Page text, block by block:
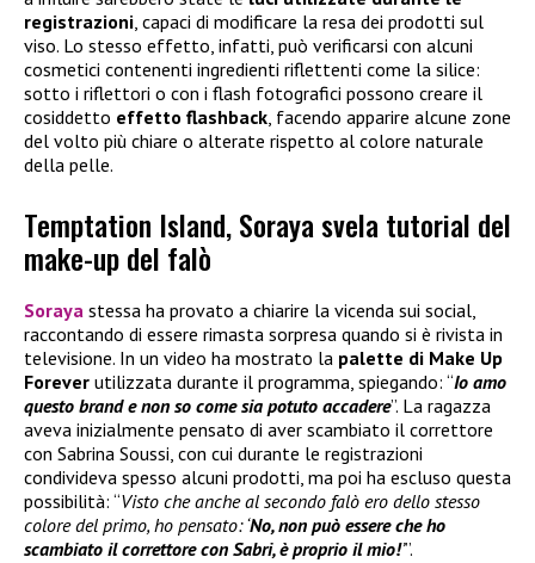
registrazioni , capaci di modificare la resa dei prodotti sul
viso. Lo stesso effetto, infatti, può verificarsi con alcuni
cosmetici contenenti ingredienti riflettenti come la silice:
sotto i riflettori o con i flash fotografici possono creare il
cosiddetto effetto flashback , facendo apparire alcune zone
del volto più chiare o alterate rispetto al colore naturale
della pelle.
Temptation Island, Soraya svela tutorial del
make-up del falò
Soraya stessa ha provato a chiarire la vicenda sui social,
raccontando di essere rimasta sorpresa quando si è rivista in
televisione. In un video ha mostrato la palette di Make Up
Forever utilizzata durante il programma, spiegando: “Io amo
questo brand e non so come sia potuto accadere”. La ragazza
aveva inizialmente pensato di aver scambiato il correttore
con Sabrina Soussi, con cui durante le registrazioni
condivideva spesso alcuni prodotti, ma poi ha escluso questa
possibilità: “Visto che anche al secondo falò ero dello stesso
colore del primo, ho pensato: ‘No, non può essere che ho
scambiato il correttore con Sabri, è proprio il mio!’”.